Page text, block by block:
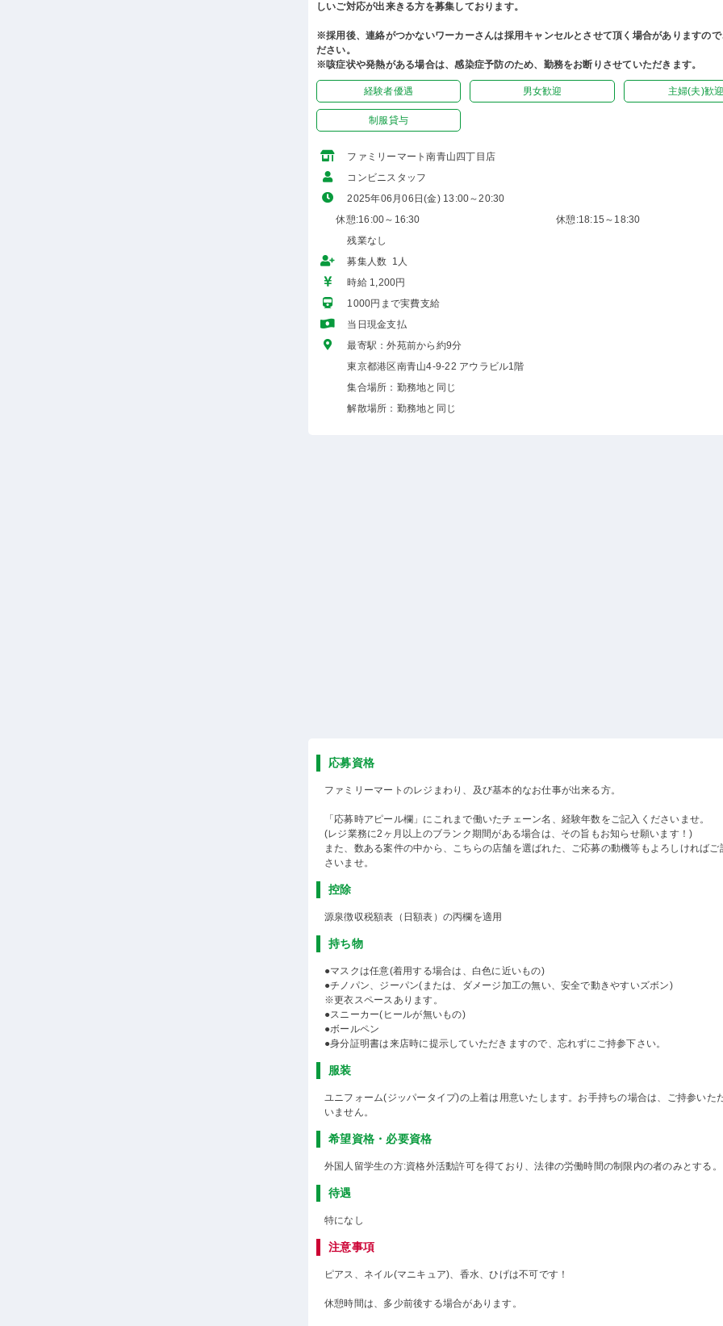
しいご対応が出来きる方を募集しております。
※採用後、連絡がつかないワーカーさんは採用キャンセルとさせて頂く場合がありますの
ださい。
※咳症状や発熱がある場合は、感染症予防のため、勤務をお断りさせていただきます。
経験者優遇 男女歓迎 主婦(夫)歓
制服貸与
ファミリーマート南青山四丁目店
コンビニスタッフ
2025年06月06日(金) 13:00～20:30
休憩:16:00～16:30
休憩:18:15～18:30
残業なし
募集人数 1人
時給 1,200円
1000円まで実費支給
当日現金支払
最寄駅：外苑前から約9分
東京都港区南青山4-9-22 アウラビル1階
集合場所：勤務地と同じ
解散場所：勤務地と同じ
応募資格
ファミリーマートのレジまわり、及び基本的なお仕事が出来る方。
「応募時アピール欄」にこれまで働いたチェーン名、経験年数をご記入くださいませ。
(レジ業務に2ヶ月以上のブランク期間がある場合は、その旨もお知らせ願います！)
また、数ある案件の中から、こちらの店舗を選ばれた、ご応募の動機等もよろしければご
さいませ。
控除
源泉徴収税額表（日額表）の丙欄を適用
持ち物
●マスクは任意(着用する場合は、白色に近いもの)
●チノパン、ジーパン(または、ダメージ加工の無い、安全で動きやすいズボン)
※更衣スペースあります。
●スニーカー(ヒールが無いもの)
●ボールペン
●身分証明書は来店時に提示していただきますので、忘れずにご持参下さい。
服装
ユニフォーム(ジッパータイプ)の上着は用意いたします。お手持ちの場合は、ご持参いた
いません。
希望資格・必要資格
外国人留学生の方:資格外活動許可を得ており、法律の労働時間の制限内の者のみとする。
待遇
特になし
注意事項
ピアス、ネイル(マニキュア)、香水、ひげは不可です！
休憩時間は、多少前後する場合があります。